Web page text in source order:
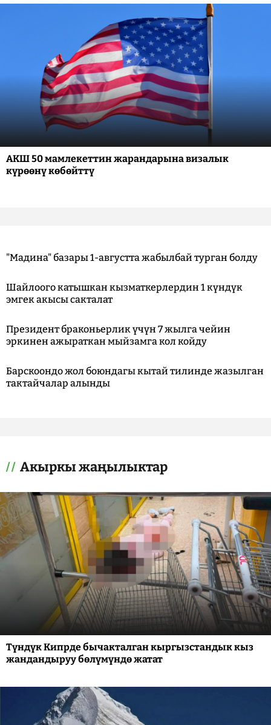
АКШ 50 мамлекеттин жарандарына визалык
күрөөнү көбөйттү
"Мадина" базары 1-августта жабылбай турган болду
Шайлоого катышкан кызматкерлердин 1 күндүк
эмгек акысы сакталат
Президент браконьерлик үчүн 7 жылга чейин
эркинен ажыраткан мыйзамга кол койду
Барскоондо жол боюндагы кытай тилинде жазылган
тактайчалар алынды
Акыркы жаңылыктар
Түндүк Кипрде бычакталган кыргызстандык кыз
жандандыруу бөлүмүндө жатат